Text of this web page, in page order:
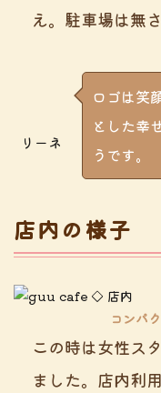
え。駐車場は無
リーネ
ロゴは笑
とした幸
うです。
店内の様子
コンパ
この時は女性ス
ました。店内利